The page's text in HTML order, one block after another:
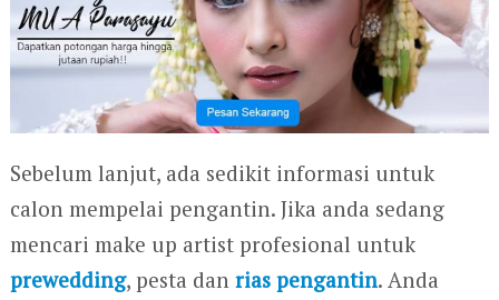
Sebelum lanjut, ada sedikit informasi untuk
calon mempelai pengantin. Jika anda sedang
mencari make up artist profesional untuk
prewedding, pesta dan rias pengantin. Anda